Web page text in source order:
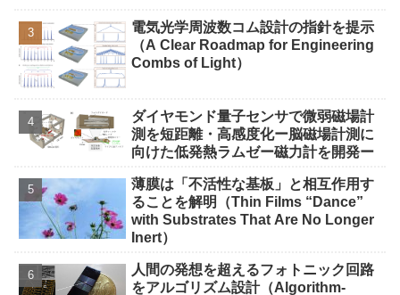
電気光学周波数コム設計の指針を提示
（A Clear Roadmap for Engineering
Combs of Light）
ダイヤモンド量子センサで微弱磁場計
測を短距離・高感度化ー脳磁場計測に
向けた低発熱ラムゼー磁力計を開発ー
薄膜は「不活性な基板」と相互作用す
ることを解明（Thin Films “Dance”
with Substrates That Are No Longer
Inert）
人間の発想を超えるフォトニック回路
をアルゴリズム設計（Algorithm-